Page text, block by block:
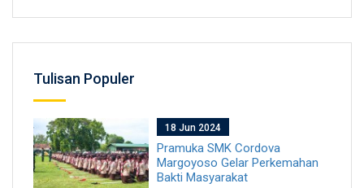
Tulisan Populer
18 Jun 2024
Pramuka SMK Cordova
Margoyoso Gelar Perkemahan
Bakti Masyarakat